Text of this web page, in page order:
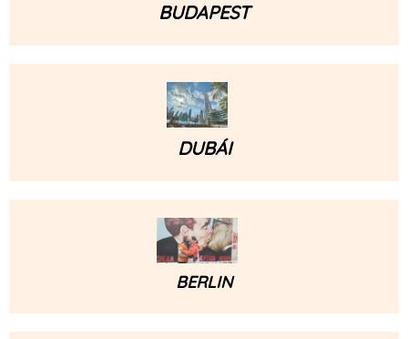
BUDAPEST
DUBÁI
BERLIN